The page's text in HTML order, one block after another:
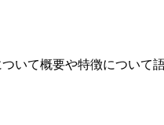
いて概要や特徴について語